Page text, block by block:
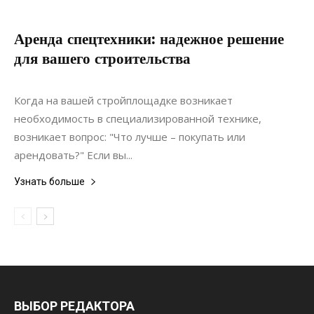
Аренда спецтехники: надежное решение
для вашего строительства
26.06.2022
Когда на вашей стройплощадке возникает
необходимость в специализированной технике,
возникает вопрос: "Что лучше – покупать или
арендовать?" Если вы...
Узнать больше
ВЫБОР РЕДАКТОРА